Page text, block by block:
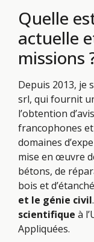
Quelle
actuelle
missions
Depuis 2013, je
srl, qui fournit
l’obtention
francophones et
domaines
mise en œuvre
bétons, de
bois et
et le génie civil
scientifique à
Appliquées.